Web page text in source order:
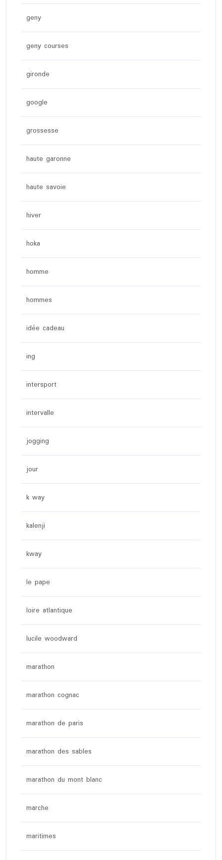
geny
geny courses
gironde
google
grossesse
haute garonne
haute savoie
hiver
hoka
homme
hommes
idée cadeau
ing
intersport
intervalle
jogging
jour
k way
kalenji
kway
le pape
loire atlantique
lucile woodward
marathon
marathon cognac
marathon de paris
marathon des sables
marathon du mont blanc
marche
maritimes